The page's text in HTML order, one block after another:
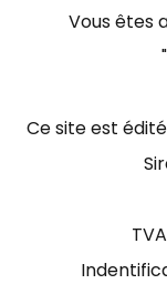
Vous êtes
Ce site est